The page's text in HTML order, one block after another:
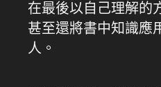
在最後以自己理解的
甚至還將書中知識應
人。